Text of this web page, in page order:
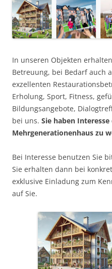
In unseren Objekten
Betreuung, bei Bedarf auch
exzellenten
Erholung, Sport, Fitness,
Bildungsangebote,
bei uns. Sie haben
Mehrgenerationenhaus zu
Bei Interesse benutzen Sie
Sie erhalten dann bei
exklusive Einladung zum
auf Sie.